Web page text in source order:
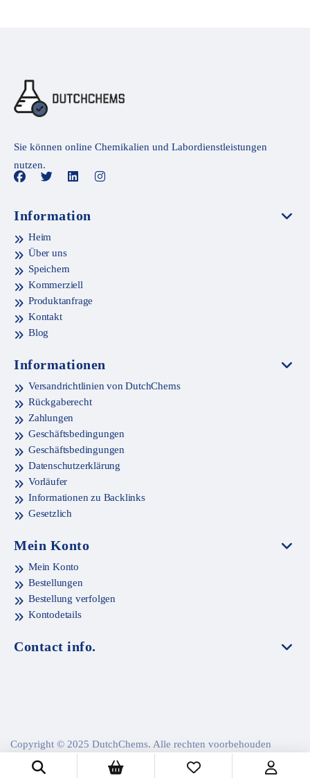
Sie können online Chemikalien und Labordienstleistungen
nutzen.
Information
Heim
Über uns
Speichern
Kommerziell
Produktanfrage
Kontakt
Blog
Informationen
Versandrichtlinien von DutchChems
Rückgaberecht
Zahlungen
Geschäftsbedingungen
Geschäftsbedingungen
Datenschutzerklärung
Vorläufer
Informationen zu Backlinks
Gesetzlich
Mein Konto
Mein Konto
Bestellungen
Bestellung verfolgen
Kontodetails
Contact info.
Copyright © 2025 DutchChems. Alle rechten voorbehouden